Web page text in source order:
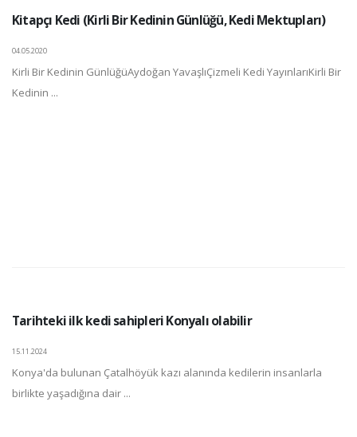
Kitapçı Kedi (Kirli Bir Kedinin Günlüğü, Kedi Mektupları)
04.05.2020
Kirli Bir Kedinin GünlüğüAydoğan YavaşlıÇizmeli Kedi YayınlarıKirli Bir
Kedinin ...
Tarihteki ilk kedi sahipleri Konyalı olabilir
15.11.2024
Konya'da bulunan Çatalhöyük kazı alanında kedilerin insanlarla
birlikte yaşadığına dair ...